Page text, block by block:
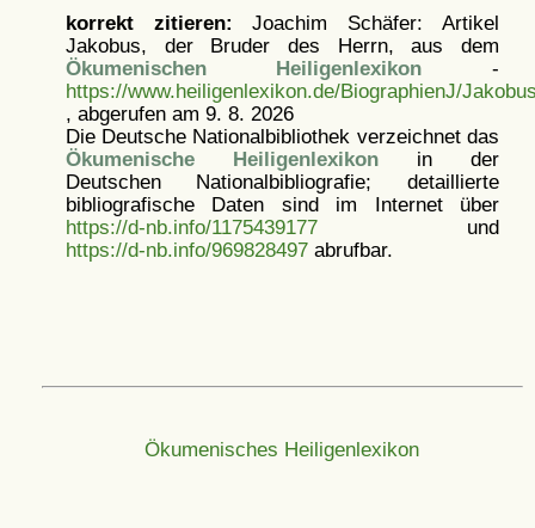
korrekt zitieren: Joachim Schäfer: Artikel
Jakobus, der Bruder des Herrn, aus dem
Ökumenischen Heiligenlexikon -
https://www.heiligenlexikon.de/BiographienJ/
, abgerufen am 9. 8. 2026
Die Deutsche Nationalbibliothek verzeichnet das
Ökumenische Heiligenlexikonin der
Deutschen Nationalbibliografie; detaillierte
bibliografische Daten sind im Internet über
https://d-nb.info/1175439177und
https://d-nb.info/969828497abrufbar.
Ökumenisches Heiligenlexikon